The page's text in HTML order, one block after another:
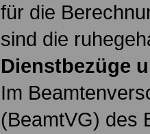
für die
sind die
Dienstbezüge
Im
(BeamtVG) des